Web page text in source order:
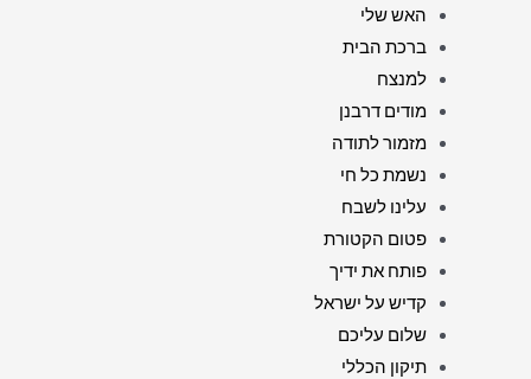
האש שלי
ברכת הבית
למנצח
מודים דרבנן
מזמור לתודה
נשמת כל חי
עלינו לשבח
פטום הקטורת
פותח את ידיך
קדיש על ישראל
שלום עליכם
תיקון הכללי